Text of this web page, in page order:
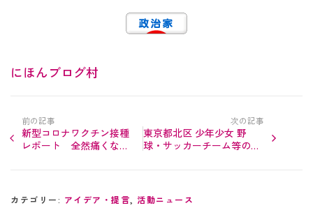
にほんブログ村
前の記事
新型コロナワクチン接種
レポート 全然痛くな
次の記事
東京都北区 少年少女 野
球・サッカーチーム等の皆
カテゴリー: アイデア・提言, 活動ニュース